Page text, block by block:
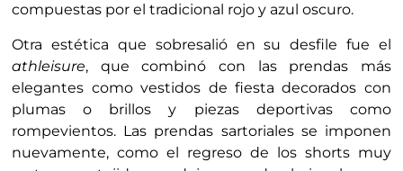
compuestas por el tradicional rojo y azul oscuro.
Otra estética que sobresalió en su desfile fue el
athleisure, que combinó con las prendas más
elegantes como vestidos de fiesta decorados con
plumas o brillos y piezas deportivas como
rompevientos. Las prendas sartoriales se imponen
nuevamente, como el regreso de los shorts muy